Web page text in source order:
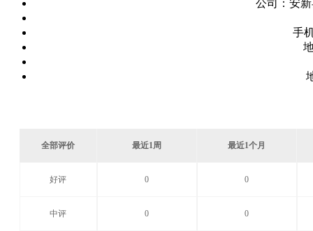
公司： 安
手
全部评价 最近1周 最近1个月
好评 0 0
中评 0 0